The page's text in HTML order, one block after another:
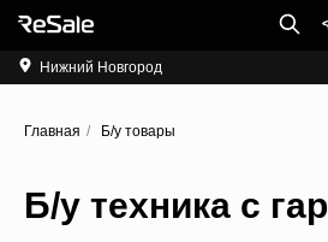
Нижний Новгород
Главная / Б/у товары
Б/у техника с